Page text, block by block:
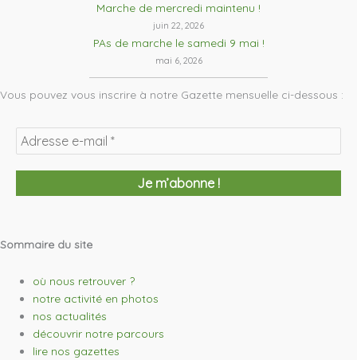
Marche de mercredi maintenu !
juin 22, 2026
PAs de marche le samedi 9 mai !
mai 6, 2026
Vous pouvez vous inscrire à notre Gazette mensuelle ci-dessous :
Sommaire du site
où nous retrouver ?
notre activité en photos
nos actualités
découvrir notre parcours
lire nos gazettes